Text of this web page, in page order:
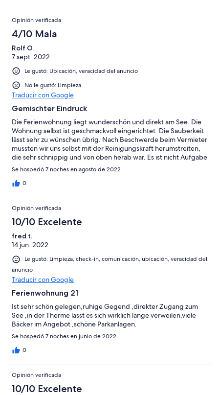
Opinión verificada
4/10 Mala
Rolf O.
7 sept. 2022
Le gustó: Ubicación, veracidad del anuncio
No le gustó: Limpieza
Traducir con Google
Gemischter Eindruck
Die Ferienwohnung liegt wunderschön und direkt am See. Die
Wohnung selbst ist geschmackvoll eingerichtet. Die Sauberkeit
lässt sehr zu wünschen übrig. Nach Beschwerde beim Vermieter
mussten wir uns selbst mit der Reinigungskraft herumstreiten,
die sehr schnippig und von oben herab war. Es ist nicht Aufgabe
des Urlaubers sich mit der Reinigung herum zu streiten. Es gibt
zum Objekt leider auch nur einen Schlüssel, so das man sich bei
unterschiedlichen Verlassen der Wohnung absprechen muss.
Se hospedó 7 noches en agosto de 2022
0
Opinión verificada
10/10 Excelente
fred t.
14 jun. 2022
Le gustó: Limpieza, check-in, comunicación, ubicación, veracidad del
anuncio
Traducir con Google
Ferienwohnung 21
Ist sehr schön gelegen,ruhige Gegend ,direkter Zugang zum
See ,in der Therme lässt es sich wirklich lange verweilen,viele
Bäcker im Angebot ,schöne Parkanlagen.
Se hospedó 7 noches en junio de 2022
0
Opinión verificada
10/10 Excelente